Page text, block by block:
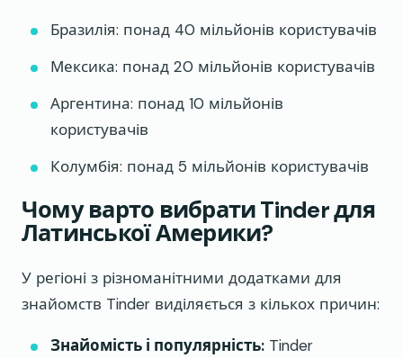
Бразилія: понад 40 мільйонів користувачів
Мексика: понад 20 мільйонів користувачів
Аргентина: понад 10 мільйонів
користувачів
Колумбія: понад 5 мільйонів користувачів
Чому варто вибрати Tinder для
Латинської Америки?
У регіоні з різноманітними додатками для
знайомств Tinder виділяється з кількох причин:
Знайомість і популярність: Tinder